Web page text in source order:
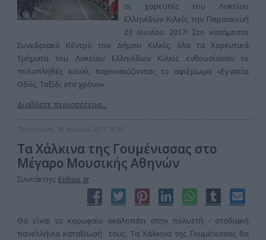
οι χορευτές του Λυκείου
Ελληνίδων Κιλκίς την Παρασκευή
23 Ιουνίου 2017! Στο κατάμεστο
Συνεδριακό Κέντρο του Δήμου Κιλκίς, όλα τα Χορευτικά
Τμήματα του Λυκείου Ελληνίδων Κιλκίς ενθουσίασαν το
πολυπληθές κοινό, παρουσιάζοντας το αφιέρωμα «Εγνατία
Οδός, Ταξίδι στο χρόνο».
Διαβάστε περισσότερα...
Παρασκευή, 30 Ιουνίου 2017 18:55
Τα Χάλκινα της Γουμένισσας στο
Μέγαρο Μουσικής Αθηνών
Συντάκτης: Eidisis.gr
Θα είναι το κορυφαίο σκαλοπάτι στην πολυετή - σταδιακή
πανελλήνια καταξίωσή τους. Τα Χάλκινα της Γουμένισσας θα